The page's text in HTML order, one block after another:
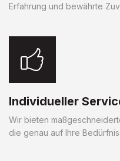
Erfahrung und bewährte
Individueller
Wir bieten
die genau auf Ihre